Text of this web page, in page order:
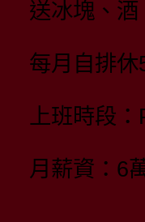
送冰塊、
每月自排休
上班時段
月薪資：6